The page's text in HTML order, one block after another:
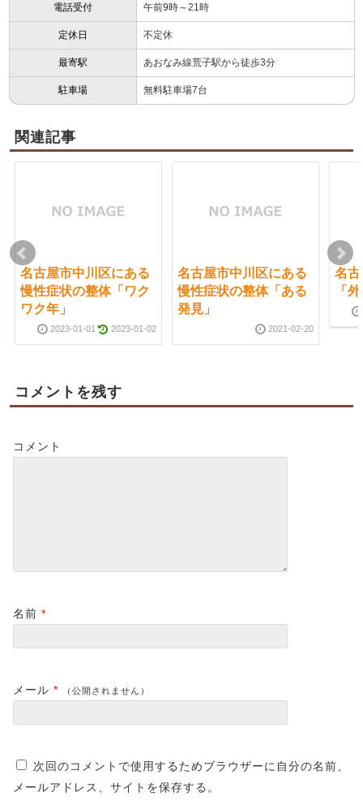
電話受付 午前9時～21時
定休日 不定休
最寄駅 あおなみ線荒子駅から徒歩3分
駐車場 無料駐車場7台
関連記事
名古屋市中川区にある
慢性症状の整体「ワク
ワク年」
2023-01-01 2023-01-02
名古屋市中川区にある
慢性症状の整体「ある
発見」
2021-02-20
名
「
コメントを残す
コメント
名前 *
メール * （公開されません）
次回のコメントで使用するためブラウザーに自分の名前、
メールアドレス、サイトを保存する。